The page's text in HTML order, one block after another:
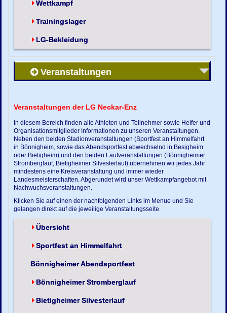
Wettkampf
Trainingslager
LG-Bekleidung
Veranstaltungen
Veranstaltungen der LG Neckar-Enz
In diesem Bereich finden alle Athleten und Teilnehmer sowie Helfer und
Organisationsmitglieder Informationen zu unseren Veranstaltungen.
Neben den beiden Stadionveranstaltungen (Sportfest an Himmelfahrt
in Bönnigheim, sowie das Abendsportfest abwechselnd in Besigheim
oder Bietigheim) und den beiden Laufveranstaltungen (Bönnigheimer
Stromberglauf, Bietigheimer Silvesterlauf) übernehmen wir jedes Jahr
mindestens eine Kreisveranstaltung und immer wieder
Landesmeisterschaften. Abgerundet wird unser Wettkampfangebot mit
Nachwuchsveranstaltungen.
Klicken Sie auf einen der nachfolgenden Links im Menue und Sie
gelangen direkt auf die jeweilige Veranstaltungsseite.
Übersicht
Sportfest an Himmelfahrt
Bönnigheimer Abendsportfest
Bönnigheimer Stromberglauf
Bietigheimer Silvesterlauf